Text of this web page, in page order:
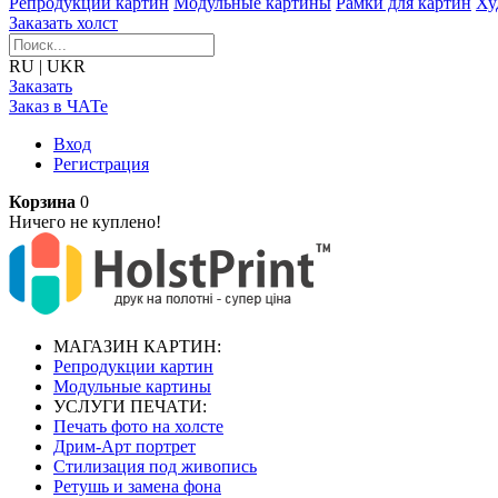
Заказать холст
RU | UKR
Заказать
Заказ в ЧАТе
Вход
Регистрация
Корзина 0
Ничего не куплено!
МАГАЗИН КАРТИН:
Репродукции картин
Модульные картины
УСЛУГИ ПЕЧАТИ:
Печать фото на холсте
Дрим-Арт портрет
Стилизация под живопись
Ретушь и замена фона